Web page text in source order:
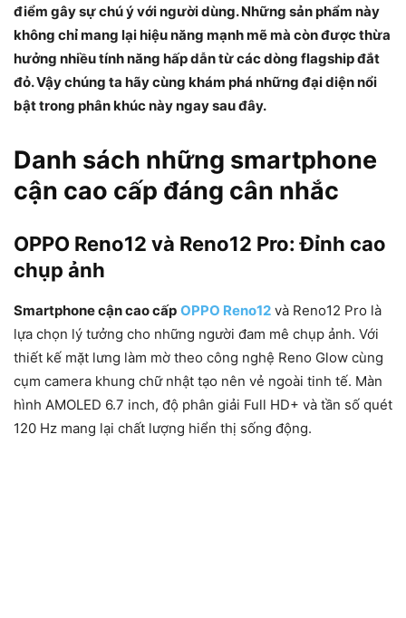
điểm gây sự chú ý với người dùng. Những sản phẩm này
không chỉ mang lại hiệu năng mạnh mẽ mà còn được thừa
hưởng nhiều tính năng hấp dẫn từ các dòng flagship đắt
đỏ. Vậy chúng ta hãy cùng khám phá những đại diện nổi
bật trong phân khúc này ngay sau đây.
Danh sách những smartphone
cận cao cấp đáng cân nhắc
OPPO Reno12 và Reno12 Pro: Đỉnh cao
chụp ảnh
Smartphone cận cao cấp OPPO Reno12 và Reno12 Pro là
lựa chọn lý tưởng cho những người đam mê chụp ảnh. Với
thiết kế mặt lưng làm mờ theo công nghệ Reno Glow cùng
cụm camera khung chữ nhật tạo nên vẻ ngoài tinh tế. Màn
hình AMOLED 6.7 inch, độ phân giải Full HD+ và tần số quét
120 Hz mang lại chất lượng hiển thị sống động.